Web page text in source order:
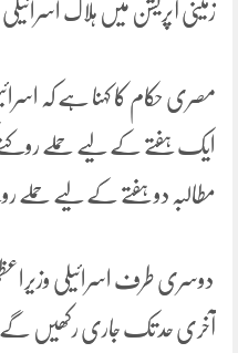
زمینی آپریشن میں ہلاک اسرائیلی فوجیوں
ایک ہفتے کے لیے حملے
مطالبہ دو ہفتے کے لیے حملے
دوسری طرف اسرائیلی
آخری حد تک جاری رکھیں